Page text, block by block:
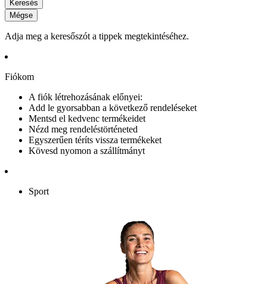
Keresés
Mégse
Adja meg a keresőszót a tippek megtekintéséhez.
Fiókom
A fiók létrehozásának előnyei:
Add le gyorsabban a következő rendeléseket
Mentsd el kedvenc termékeidet
Nézd meg rendeléstörténeted
Egyszerűen téríts vissza termékeket
Kövesd nyomon a szállítmányt
Sport